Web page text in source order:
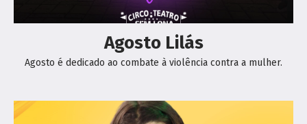
Agosto Lilás
Agosto é dedicado ao combate à violência contra a mulher.